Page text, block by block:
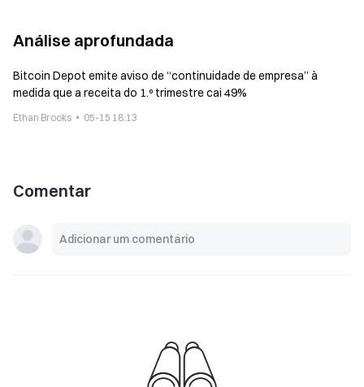
Análise aprofundada
Bitcoin Depot emite aviso de “continuidade de empresa” à
medida que a receita do 1.º trimestre cai 49%
Ethan Brooks 05-15 18:13
Comentar